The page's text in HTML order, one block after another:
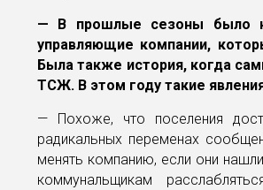
— В прошлые сезоны было
управляющие компании,
Была также история, когда
ТСЖ. В этом году такие
— Похоже, что поселения
радикальных переменах
менять компанию, если они
коммунальщикам